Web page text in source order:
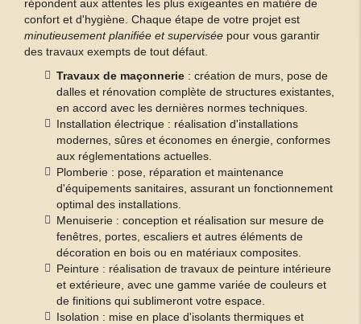
répondent aux attentes les plus exigeantes en matière de
confort et d'hygiène. Chaque étape de votre projet est
minutieusement planifiée et supervisée pour vous garantir
des travaux exempts de tout défaut.
Travaux de maçonnerie : création de murs, pose de
dalles et rénovation complète de structures existantes,
en accord avec les dernières normes techniques.
Installation électrique : réalisation d'installations
modernes, sûres et économes en énergie, conformes
aux réglementations actuelles.
Plomberie : pose, réparation et maintenance
d'équipements sanitaires, assurant un fonctionnement
optimal des installations.
Menuiserie : conception et réalisation sur mesure de
fenêtres, portes, escaliers et autres éléments de
décoration en bois ou en matériaux composites.
Peinture : réalisation de travaux de peinture intérieure
et extérieure, avec une gamme variée de couleurs et
de finitions qui sublimeront votre espace.
Isolation : mise en place d'isolants thermiques et